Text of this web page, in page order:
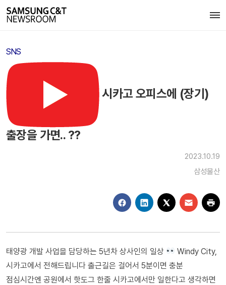
SNS
시카고 오피스에 (장기)
출장을 가면.. ??
2023.10.19
삼성물산
태양광 개발 사업을 담당하는 5년차 상사인의 일상
Windy City,
시카고에서 전해드립니다 출근길은 걸어서 5분이면 충분
점심시간엔 공원에서 핫도그 한줄 시카고에서만 일한다고 생각하면